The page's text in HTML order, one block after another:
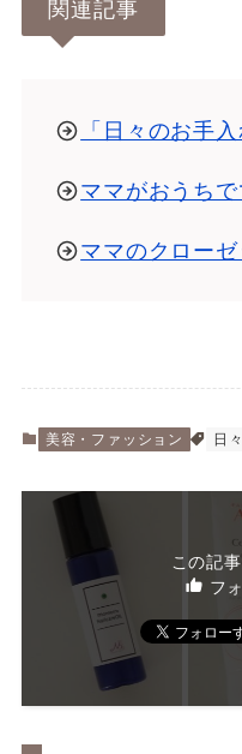
関連記事
「日々のお手
ママがおうち
ママのクロー
美容・ファッション 日
この記
フ